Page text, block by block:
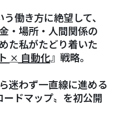
働き方に絶望して、
・場所・人間関係の
た私がたどり着いた
× 自動化』戦略。
迷わず一直線に進める
ードマップ〟を初公開